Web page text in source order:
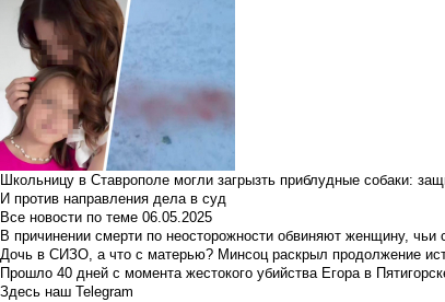
Школьницу в Ставрополе могли загрызть приблудные собаки:
И против направления дела в суд
Все новости по теме 06.05.2025
В причинении смерти по неосторожности обвиняют женщину, чьи
Дочь в СИЗО, а что с матерью? Минсоц раскрыл продолжение
Прошло 40 дней с момента жестокого убийства Егора в
Здесь наш Telegram